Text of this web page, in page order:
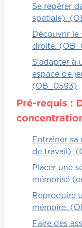
comparer
siennes.
Se repérer
spatiale).
Découvrir le
droite.
S'adapter à
espace de
(OB_0593)
Pré-requis :
Entraîner sa
de travail).
Placer une
mémorisé
Reproduire
mémoire.
Faire des